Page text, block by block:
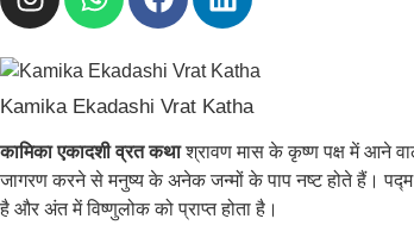
Kamika Ekadashi Vrat Katha
कामिका एकादशी व्रत कथाश्रावण मास के कृष्ण पक्ष में आने
जागरण करने से मनुष्य के अनेक जन्मों के पाप नष्ट होते हैं। पद्म
है और अंत में विष्णुलोक को प्राप्त होता है।